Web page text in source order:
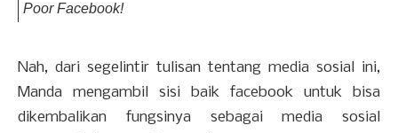
Poor Facebook!
Nah, dari segelintir tulisan tentang media sosial ini,
Manda mengambil sisi baik facebook untuk bisa
dikembalikan fungsinya sebagai media sosial